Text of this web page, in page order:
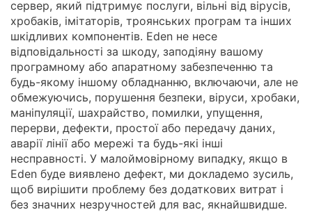
сервер, який підтримує послуги, вільні від вірусів,
хробаків, імітаторів, троянських програм та інших
шкідливих компонентів. Eden не несе
відповідальності за шкоду, заподіяну вашому
програмному або апаратному забезпеченню та
будь-якому іншому обладнанню, включаючи, але не
обмежуючись, порушення безпеки, віруси, хробаки,
маніпуляції, шахрайство, помилки, упущення,
перерви, дефекти, простої або передачу даних,
аварії лінії або мережі та будь-які інші
несправності. У малоймовірному випадку, якщо в
Eden буде виявлено дефект, ми докладемо зусиль,
щоб вирішити проблему без додаткових витрат і
без значних незручностей для вас, якнайшвидше.